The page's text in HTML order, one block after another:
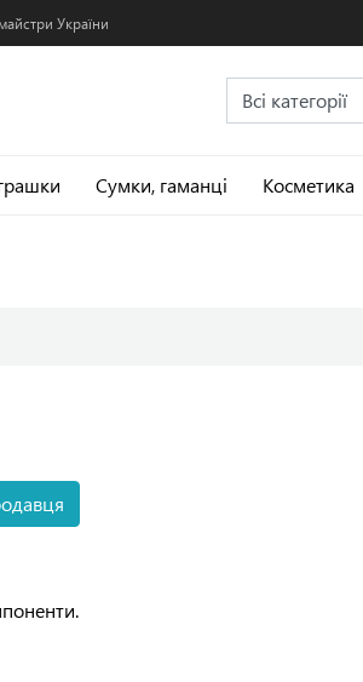
України
Сумки, гаманці Косметика